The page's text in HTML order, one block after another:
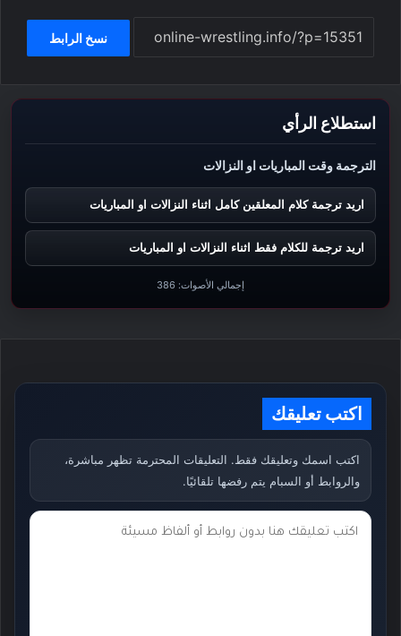
نسخ الرابط
استطلاع الرأي
الترجمة وقت المباريات او النزالات
اريد ترجمة كلام المعلقين كامل اثناء النزالات او المباريات
اريد ترجمة للكلام فقط اثناء النزالات او المباريات
إجمالي الأصوات: 386
اكتب تعليقك
اكتب اسمك وتعليقك فقط. التعليقات المحترمة تظهر مباشرة،
والروابط أو السبام يتم رفضها تلقائيًا.
ت